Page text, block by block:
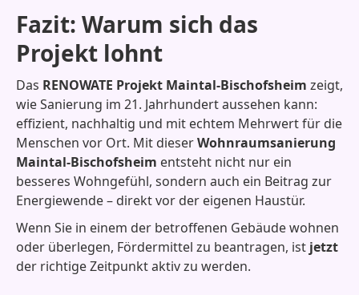
Fazit: Warum sich das
Projekt lohnt
Das RENOWATE Projekt Maintal-Bischofsheim zeigt,
wie Sanierung im 21. Jahrhundert aussehen kann:
effizient, nachhaltig und mit echtem Mehrwert für die
Menschen vor Ort. Mit dieserWohnraumsanierung
Maintal-Bischofsheim entsteht nicht nur ein
besseres Wohngefühl, sondern auch ein Beitrag zur
Energiewende – direkt vor der eigenen Haustür.
Wenn Sie in einem der betroffenen Gebäude wohnen
oder überlegen, Fördermittel zu beantragen, ist jetzt
der richtige Zeitpunkt aktiv zu werden.